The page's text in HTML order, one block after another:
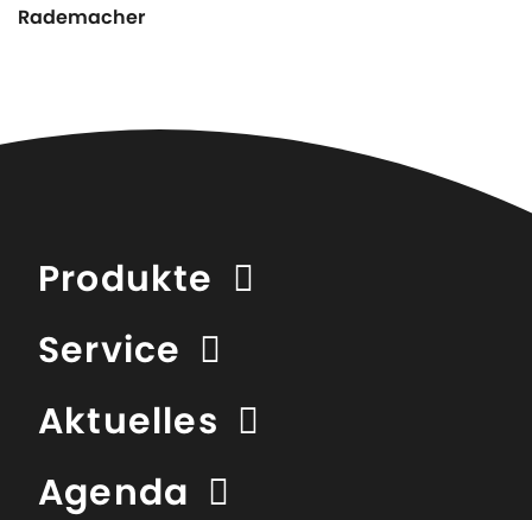
Rademacher
Produkte
Service
Aktuelles
Agenda